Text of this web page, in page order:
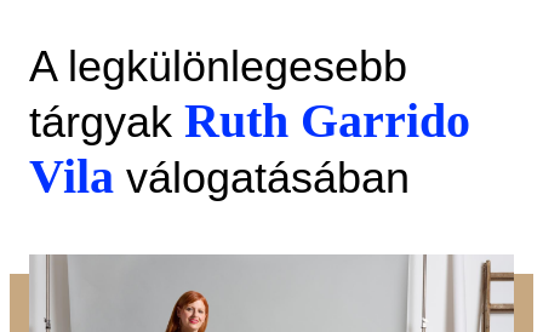
A legkülönlegesebb
tárgyak Ruth Garrido
Vila válogatásában